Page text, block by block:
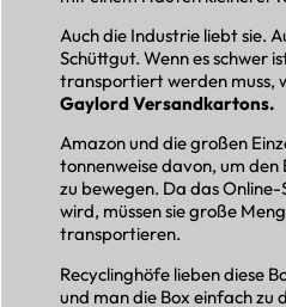
Auch die Industrie liebt sie.
Schüttgut. Wenn es schwer
transportiert werden muss,
Gaylord Versandkartons.
Amazon und die großen
tonnenweise davon, um
zu bewegen. Da das
wird, müssen sie große
transportieren.
Recyclinghöfe lieben diese
und man die Box einfach zu